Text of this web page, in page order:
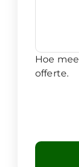
Hoe
offerte.